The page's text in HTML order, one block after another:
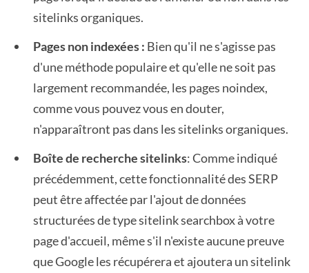
sitelinks organiques.
Pages non indexées : Bien qu'il ne s'agisse pas
d'une méthode populaire et qu'elle ne soit pas
largement recommandée, les pages noindex,
comme vous pouvez vous en douter,
n'apparaîtront pas dans les sitelinks organiques.
Boîte de recherche sitelinks: Comme indiqué
précédemment, cette fonctionnalité des SERP
peut être affectée par l'ajout de données
structurées de type sitelink searchbox à votre
page d'accueil, même s'il n'existe aucune preuve
que Google les récupérera et ajoutera un sitelink